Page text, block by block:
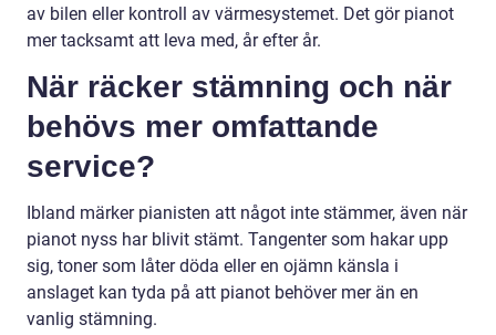
av bilen eller kontroll av värmesystemet. Det gör pianot
mer tacksamt att leva med, år efter år.
När räcker stämning och när
behövs mer omfattande
service?
Ibland märker pianisten att något inte stämmer, även när
pianot nyss har blivit stämt. Tangenter som hakar upp
sig, toner som låter döda eller en ojämn känsla i
anslaget kan tyda på att pianot behöver mer än en
vanlig stämning.